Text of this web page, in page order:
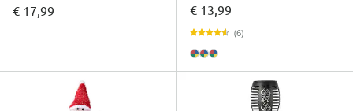
€ 17,99 € 13,99
(6)